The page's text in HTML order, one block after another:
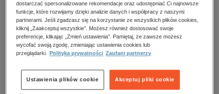
Zobacz wszystkie E-prasa
budownictwo, aranżacja wnętrz
biznesowe, branżowe, gospodarka
edukacja
Yei Theodora Ozaki
Sortowanie Filtrowanie
dostarczać spersonalizowane rekomendacje oraz udostępniać Ci najnowsze
funkcje, które rozwijamy dzięki analizie danych i współpracy z naszymi
partnerami. Jeśli zgadzasz się na korzystanie ze wszystkich plików cookies,
kliknij „Zaakceptuj wszystkie”. Możesz również dostosować swoje
preferencje, klikając „Zmień ustawienia”. Pamiętaj, że zawsze możesz
wycofać swoją zgodę, zmieniając ustawienia cookies lub
przeglądarki.
Polityka prywatności Zaufani partnerzy
Akceptuj pliki cookie
Ustawienia plików cookie